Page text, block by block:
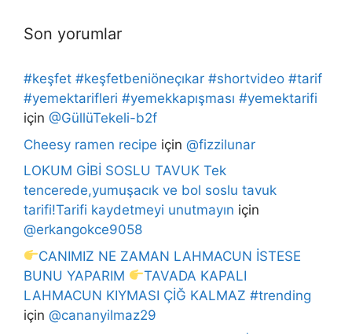
Son yorumlar
#keşfet #keşfetbeniöneçıkar #shortvideo #tarif
#yemektarifleri #yemekkapışması #yemektarifi
için @GüllüTekeli-b2f
Cheesy ramen recipe için @fizzilunar
LOKUM GİBİ SOSLU TAVUK Tek
tencerede,yumuşacık ve bol soslu tavuk
tarifi!Tarifi kaydetmeyi unutmayın için
@erkangokce9058
CANIMIZ NE ZAMAN LAHMACUN İSTESE
BUNU YAPARIM
TAVADA KAPALI
LAHMACUN KIYMASI ÇİĞ KALMAZ #trending
için @cananyilmaz29